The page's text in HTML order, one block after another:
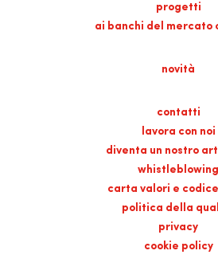
progetti
ai banchi del mercato
novità
contatti
lavora con noi
diventa un nostro
whistleblowing
carta valori e
politica della
privacy
cookie policy